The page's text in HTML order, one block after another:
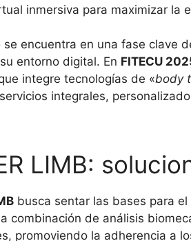
inmersiva para maximizar la
se encuentra en una fase clave
entorno digital. En FITECU
integre tecnologías de «body
integrales,
LIMB:
busca sentar las bases para
combinación de análisis
promoviendo la adherencia a